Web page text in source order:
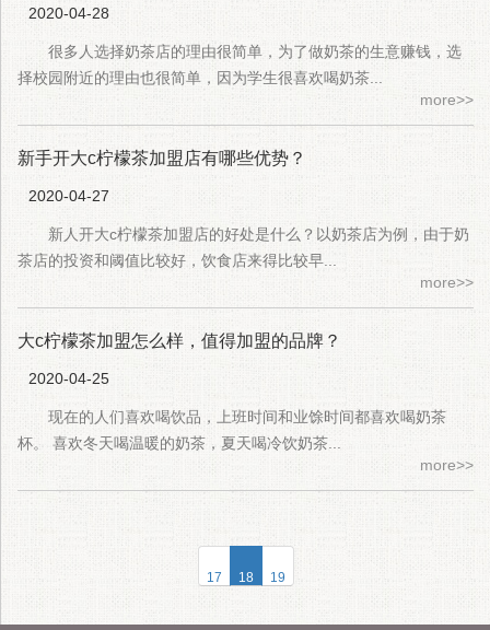
2020-04-28
很多人选择奶茶店的理由很简单，为了做奶茶的生意赚钱，选
择校园附近的理由也很简单，因为学生很喜欢喝奶茶...
more>>
新手开大c柠檬茶加盟店有哪些优势？
2020-04-27
新人开大c柠檬茶加盟店的好处是什么？以奶茶店为例，由于奶
茶店的投资和阈值比较好，饮食店来得比较早...
more>>
大c柠檬茶加盟怎么样，值得加盟的品牌？
2020-04-25
现在的人们喜欢喝饮品，上班时间和业馀时间都喜欢喝奶茶
杯。 喜欢冬天喝温暖的奶茶，夏天喝冷饮奶茶...
more>>
17 18 19